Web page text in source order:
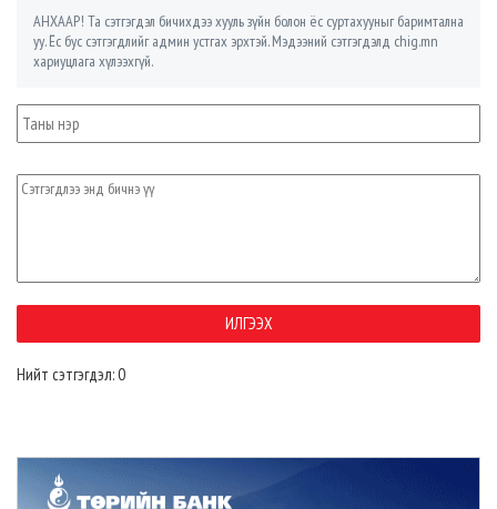
АНХААР! Та сэтгэгдэл бичихдээ хууль зүйн болон ёс суртахууныг баримтална
уу. Ёс бус сэтгэгдлийг админ устгах эрхтэй. Мэдээний сэтгэгдэлд chig.mn
хариуцлага хүлээхгүй.
Нийт сэтгэгдэл: 0